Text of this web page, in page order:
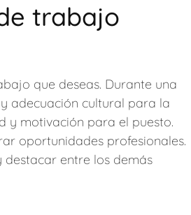
trabajo
que deseas. Durante una
adecuación cultural para la
y motivación para el puesto.
oportunidades profesionales.
entre los demás